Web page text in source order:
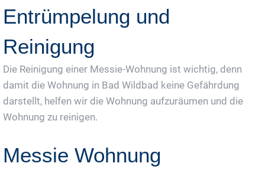
Entrümpelung und
Reinigung
Die Reinigung einer Messie-Wohnung ist wichtig, denn
damit die Wohnung in Bad Wildbad keine Gefährdung
darstellt, helfen wir die Wohnung aufzuräumen und die
Wohnung zu reinigen.
Messie Wohnung